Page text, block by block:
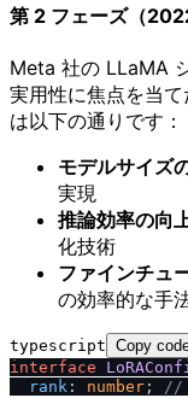
第 2 フェーズ（
Meta 社の LLaMA
実用性に焦点を当
は以下の通りです：
モデルサイズ
実現
推論効率の向
化技術
ファインチュ
の効率的な手
typescript Copy
interface
rank : number ; //